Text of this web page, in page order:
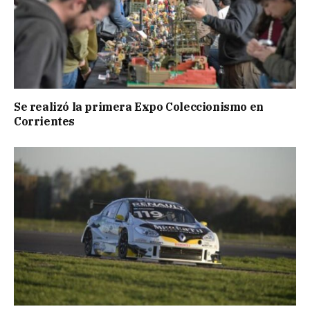
Se realizó la primera Expo Coleccionismo en
Corrientes